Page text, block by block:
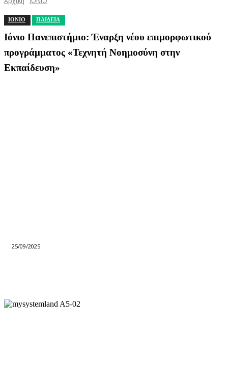
ΙΟΝΙΟ ΠΑΙΔΕΙΑ
Ιόνιο Πανεπιστήμιο: Έναρξη νέου επιμορφωτικού
προγράμματος «Τεχνητή Νοημοσύνη στην
Εκπαίδευση»
25/09/2025